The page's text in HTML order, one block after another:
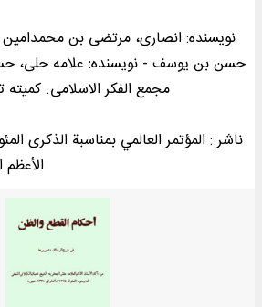
نویسنده: انصاری، مرتضی بن محمدامین
حسن بن یوسف - نویسنده: علامه
مجمع الفکر الاسلامی.
ناشر : المؤتمر العالمي بمناسبة الذکری
الأعظم